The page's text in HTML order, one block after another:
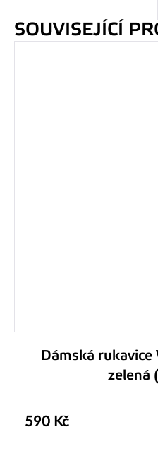
SOUVISEJÍCÍ
Dámská
zelená
590 Kč